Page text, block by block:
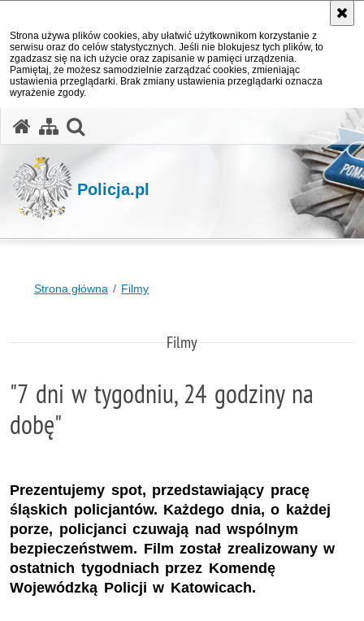
Strona używa plików cookies, aby ułatwić użytkownikom korzystanie z
serwisu oraz do celów statystycznych. Jeśli nie blokujesz tych plików, to
zgadzasz się na ich użycie oraz zapisanie w pamięci urządzenia.
Pamiętaj, że możesz samodzielnie zarządzać cookies, zmieniając
ustawienia przeglądarki. Brak zmiany ustawienia przeglądarki oznacza
wyrażenie zgody.
Policja.pl
Strona główna Filmy
Filmy
"7 dni w tygodniu, 24 godziny na
dobę"
Prezentujemy spot, przedstawiający pracę
śląskich policjantów. Każdego dnia, o każdej
porze, policjanci czuwają nad wspólnym
bezpieczeństwem. Film został zrealizowany w
ostatnich tygodniach przez Komendę
Wojewódzką Policji w Katowicach.